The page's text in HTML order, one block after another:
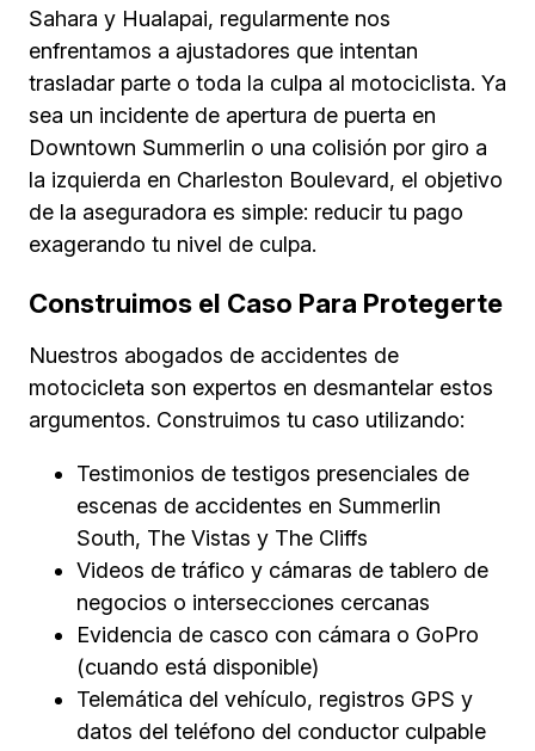
Sahara y Hualapai, regularmente nos
enfrentamos a ajustadores que intentan
trasladar parte o toda la culpa al motociclista. Ya
sea un incidente de apertura de puerta en
Downtown Summerlin o una colisión por giro a
la izquierda en Charleston Boulevard, el objetivo
de la aseguradora es simple: reducir tu pago
exagerando tu nivel de culpa.
Construimos el Caso Para Protegerte
Nuestros abogados de accidentes de
motocicleta son expertos en desmantelar estos
argumentos. Construimos tu caso utilizando:
Testimonios de testigos presenciales de
escenas de accidentes en Summerlin
South, The Vistas y The Cliffs
Videos de tráfico y cámaras de tablero de
negocios o intersecciones cercanas
Evidencia de casco con cámara o GoPro
(cuando está disponible)
Telemática del vehículo, registros GPS y
datos del teléfono del conductor culpable